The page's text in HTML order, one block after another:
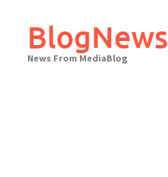
contentBlogNews
News From MediaBlog